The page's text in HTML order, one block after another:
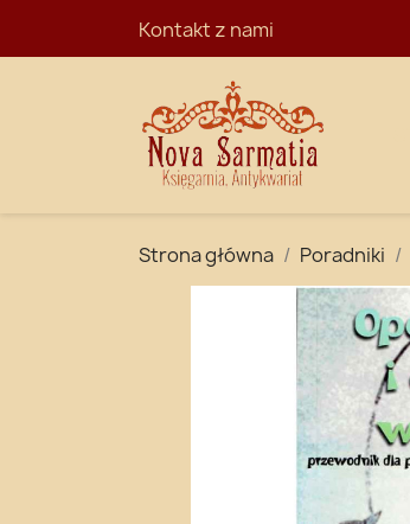
Kontakt z nami
Strona główna Poradniki